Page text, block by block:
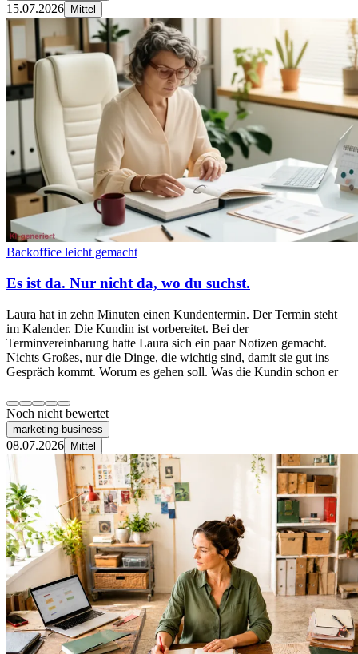
15.07.2026 Mittel
Backoffice leicht gemacht
Es ist da. Nur nicht da, wo du suchst.
Laura hat in zehn Minuten einen Kundentermin. Der Termin steht
im Kalender. Die Kundin ist vorbereitet. Bei der
Terminvereinbarung hatte Laura sich ein paar Notizen gemacht.
Nichts Großes, nur die Dinge, die wichtig sind, damit sie gut ins
Gespräch kommt. Worum es gehen soll. Was die Kundin schon er
Noch nicht bewertet
marketing-business
08.07.2026 Mittel